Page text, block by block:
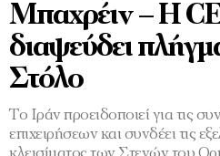
Μπαχρέιν – Η
διαψεύδει
Στόλο
Το Ιράν προειδοποιεί για τις
επιχειρήσεων και συνδέει τις